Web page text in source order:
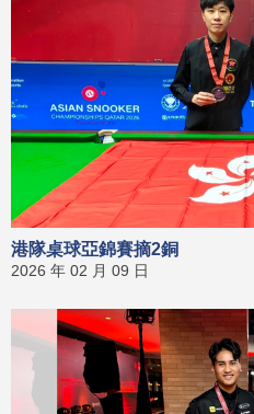
港隊桌球亞錦賽摘2銅
2026 年 02 月 09 日